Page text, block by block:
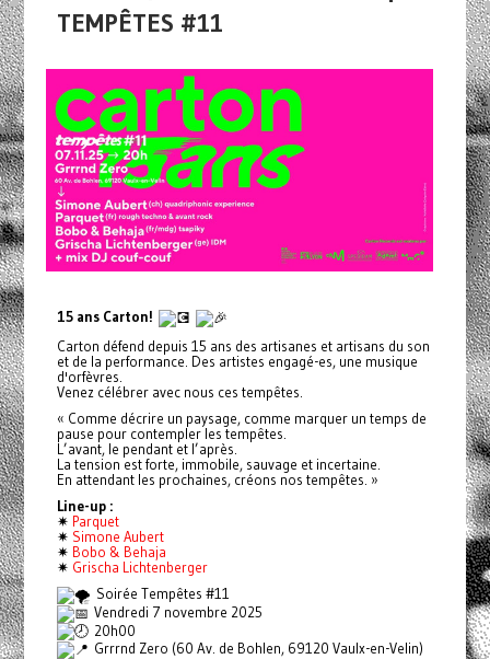
TEMPÊTES #11
15 ans Carton!
Carton défend depuis 15 ans des artisanes et artisans du son
et de la performance. Des artistes engagé-es, une musique
d'orfèvres.
Venez célébrer avec nous ces tempêtes.
« Comme décrire un paysage, comme marquer un temps de
pause pour contempler les tempêtes.
L’avant, le pendant et l’après.
La tension est forte, immobile, sauvage et incertaine.
En attendant les prochaines, créons nos tempêtes. »
Line-up :
✷ Parquet
✷ Simone Aubert
✷ Bobo & Behaja
✷ Grischa Lichtenberger
Soirée Tempêtes #11
Vendredi 7 novembre 2025
20h00
Grrrnd Zero (60 Av. de Bohlen, 69120 Vaulx-en-Velin)